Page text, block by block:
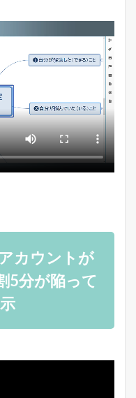
カウントが
5分が陥って